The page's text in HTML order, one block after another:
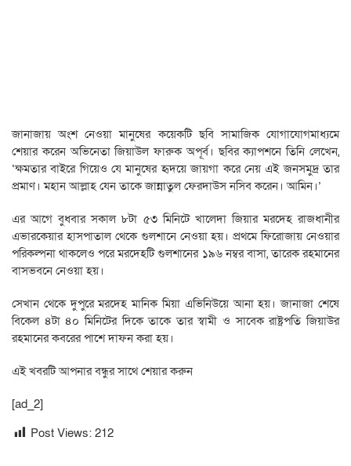
জানাজায় অংশ নেওয়া মানুষের কয়েকটি ছবি সামাজিক যোগাযোগমাধ্যমে
শেয়ার করেন অভিনেতা জিয়াউল ফারুক অপূর্ব। ছবির ক্যাপশনে তিনি লেখেন,
‘ক্ষমতার বাইরে গিয়েও যে মানুষের হৃদয়ে জায়গা করে নেয় এই জনসমুদ্র তার
প্রমাণ। মহান আল্লাহ যেন তাকে জান্নাতুল ফেরদাউস নসিব করেন। আমিন।’
এর আগে বুধবার সকাল ৮টা ৫৩ মিনিটে খালেদা জিয়ার মরদেহ রাজধানীর
এভারকেয়ার হাসপাতাল থেকে গুলশানে নেওয়া হয়। প্রথমে ফিরোজায় নেওয়ার
পরিকল্পনা থাকলেও পরে মরদেহটি গুলশানের ১৯৬ নম্বর বাসা, তারেক রহমানের
বাসভবনে নেওয়া হয়।
সেখান থেকে দুপুরে মরদেহ মানিক মিয়া এভিনিউয়ে আনা হয়। জানাজা শেষে
বিকেল ৪টা ৪০ মিনিটের দিকে তাকে তার স্বামী ও সাবেক রাষ্ট্রপতি জিয়াউর
রহমানের কবরের পাশে দাফন করা হয়।
এই খবরটি আপনার বন্ধুর সাথে শেয়ার করুন
[ad_2]
Post Views: 212